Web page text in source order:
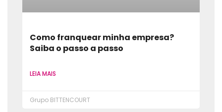
Como franquear minha empresa?
Saiba o passo a passo
LEIA MAIS
Grupo BITTENCOURT